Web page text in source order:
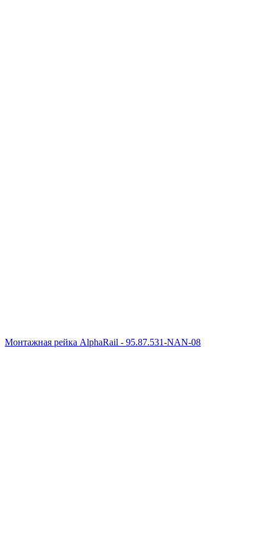
Монтажная рейка AlphaRail - 95.87.531-NAN-08